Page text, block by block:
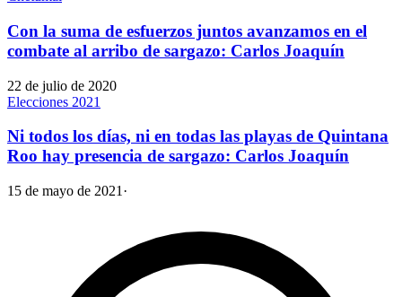
Con la suma de esfuerzos juntos avanzamos en el
combate al arribo de sargazo: Carlos Joaquín
22 de julio de 2020
Elecciones 2021
Ni todos los días, ni en todas las playas de Quintana
Roo hay presencia de sargazo: Carlos Joaquín
15 de mayo de 2021 ·